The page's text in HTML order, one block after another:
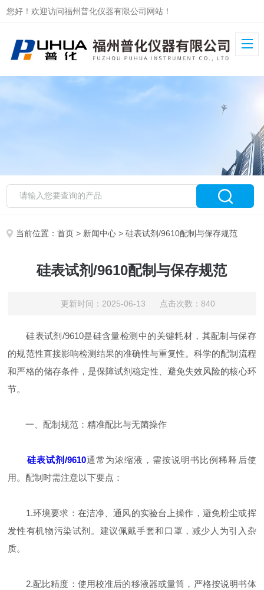
您好！欢迎访问福州普化仪器有限公司网站！
当前位置：首页 > 新闻中心 > 硅表试剂/9610配制与保存规范
硅表试剂/9610配制与保存规范
更新时间：2025-06-13 点击次数：840
硅表试剂/9610是硅含量检测中的关键耗材，其配制与保存
的规范性直接影响检测结果的准确性与重复性。科学的配制流程
和严格的储存条件，是保障试剂稳定性、避免失效风险的核心环
节。
​一、配制规范：精准配比与无菌操作
硅表试剂/9610通常为浓缩液，需按说明书比例稀释后使
用。配制时需注意以下要点：
​1.环境要求：在洁净、通风的实验台上操作，避免粉尘或挥
发性有机物污染试剂。建议佩戴手套和口罩，减少人为引入杂
质。
​2.配比精度：使用校准后的移液器或量筒，严格按说明书体